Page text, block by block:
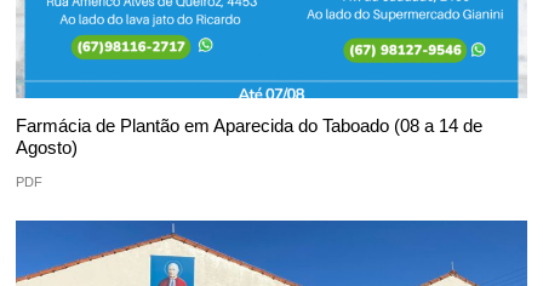
Farmácia de Plantão em Aparecida do Taboado (08 a 14 de
Agosto)
PDF